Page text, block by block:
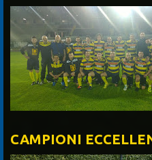
CAMPIONI